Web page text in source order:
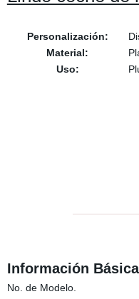
Personalización:
Material:
Uso:
Información
No. de Modelo.